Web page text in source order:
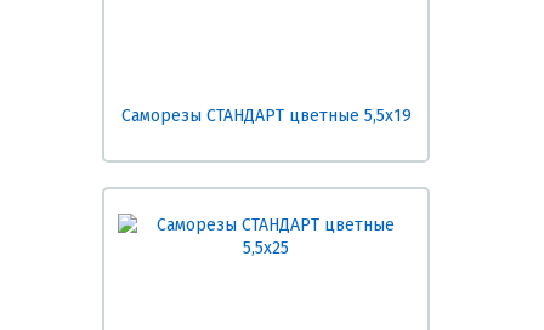
Саморезы СТАНДАРТ цветные 5,5х19